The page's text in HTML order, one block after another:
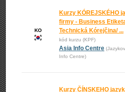
KO
Kurzy KÓREJSKÉHO
firmy - Business
Technická Kórejčina/ ...
kód kurzu (KPF)
Asia Info Centre
Info Centre)
Kurzy ČÍNSKEHO